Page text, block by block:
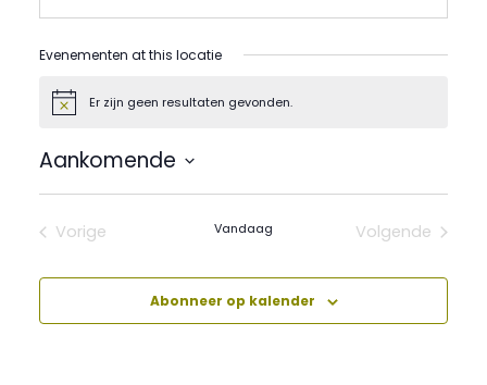
Evenementen at this locatie
BerichtEr zijn geen resultaten gevonden.
Aankomende
datum.
Vorige
Vandaag
Volgende
Abonneer op kalender